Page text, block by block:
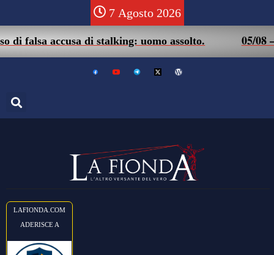
7 Agosto 2026
accusa di stalking: uomo assolto. 05/08 –
LAFIONDA.COM
ADERISCE A